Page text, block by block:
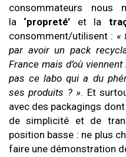
consommateurs nous
la ‘propreté’ et la
consomment/utilisent : «
par avoir un pack
France mais d’où
pas ce labo qui a du
ses produits ? ». Et
avec des packagings
de simplicité et de
position basse : ne plus
faire une démonstration